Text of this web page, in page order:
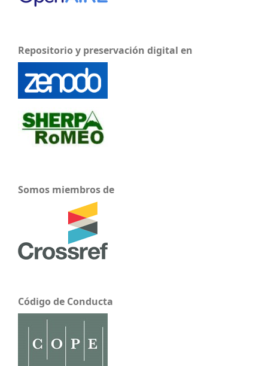
Repositorio y preservación digital en
Somos miembros de
Código de Conducta